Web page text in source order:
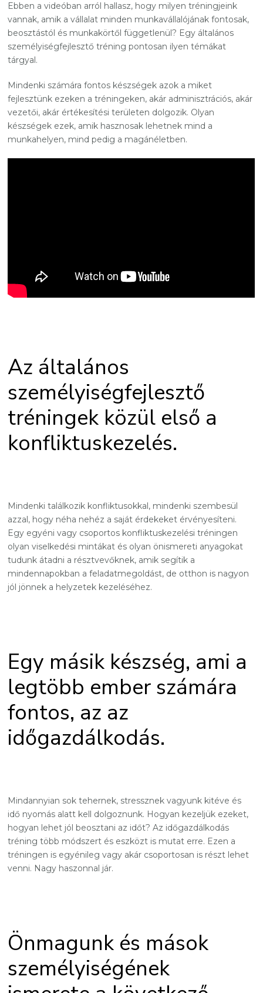
Ebben a videóban arról hallasz, hogy milyen tréningjeink
vannak, amik a vállalat minden munkavállalójának fontosak,
beosztástól és munkakörtől függetlenül? Egy általános
személyiségfejlesztő tréning pontosan ilyen témákat
tárgyal.
Mindenki számára fontos készségek azok a miket
fejlesztünk ezeken a tréningeken, akár adminisztrációs, akár
vezetői, akár értékesítési területen dolgozik. Olyan
készségek ezek, amik hasznosak lehetnek mind a
munkahelyen, mind pedig a magánéletben.
Az általános
személyiségfejlesztő
tréningek közül első a
konfliktuskezelés.
Mindenki találkozik konfliktusokkal, mindenki szembesül
azzal, hogy néha nehéz a saját érdekeket érvényesíteni.
Egy egyéni vagy csoportos konfliktuskezelési tréningen
olyan viselkedési mintákat és olyan önismereti anyagokat
tudunk átadni a résztvevőknek, amik segítik a
mindennapokban a feladatmegoldást, de otthon is nagyon
jól jönnek a helyzetek kezeléséhez.
Egy másik készség, ami a
legtöbb ember számára
fontos, az az
időgazdálkodás.
Mindannyian sok tehernek, stressznek vagyunk kitéve és
idő nyomás alatt kell dolgoznunk. Hogyan kezeljük ezeket,
hogyan lehet jól beosztani az időt? Az időgazdálkodás
tréning több módszert és eszközt is mutat erre. Ezen a
tréningen is egyénileg vagy akár csoportosan is részt lehet
venni. Nagy haszonnal jár.
Önmagunk és mások
személyiségének